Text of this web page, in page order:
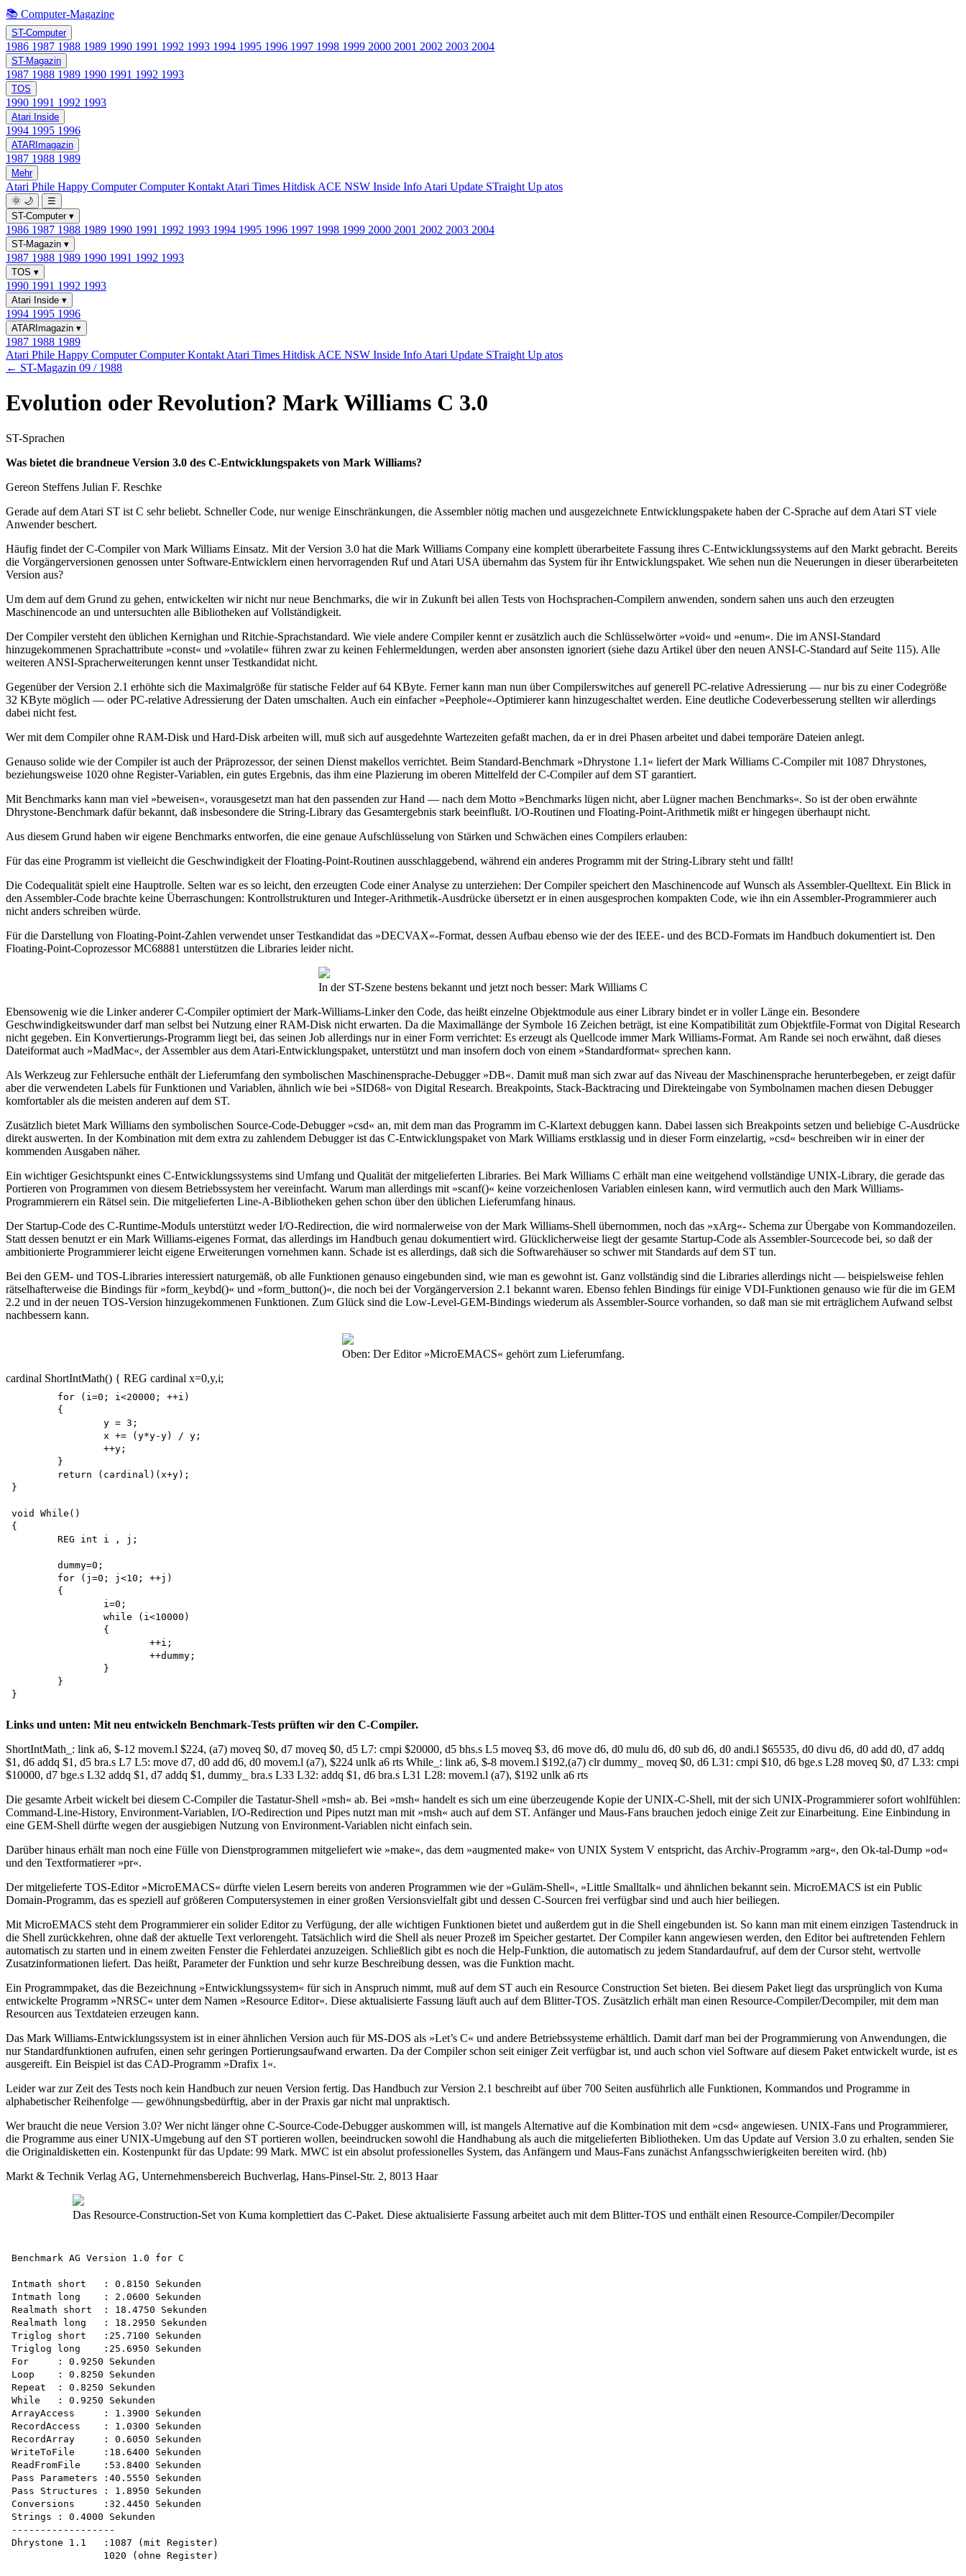
📚 Computer-Magazine
ST-Computer
1986 1987 1988 1989 1990 1991 1992 1993 1994 1995 1996 1997 1998 1999 2000 2001 2002 2003 2004
ST-Magazin
1987 1988 1989 1990 1991 1992 1993
TOS
1990 1991 1992 1993
Atari Inside
1994 1995 1996
ATARImagazin
1987 1988 1989
Mehr
Atari Phile Happy ComputerComputer Kontakt Atari Times Hitdisk ACE NSW Inside Info Atari Update STraight Up atos
🌞 🌙
☰
ST-Computer ▾
1986 1987 1988 1989 1990 1991 1992 1993 1994 1995 1996 1997 1998 1999 2000 2001 2002 2003 2004
ST-Magazin ▾
1987 1988 1989 1990 1991 1992 1993
TOS ▾
1990 1991 1992 1993
Atari Inside ▾
1994 1995 1996
ATARImagazin ▾
1987 1988 1989
Atari Phile Happy ComputerComputer Kontakt Atari Times Hitdisk ACE NSW Inside Info Atari Update STraight Up atos
← ST-Magazin 09 / 1988
Evolution oder Revolution? Mark Williams C 3.0
ST-Sprachen
Was bietet die brandneue Version 3.0 des C-Entwicklungspakets von Mark Williams?
Gereon Steffens Julian F. Reschke
Gerade auf dem Atari ST ist C sehr beliebt. Schneller Code, nur wenige Einschränkungen, die Assembler nötig machen und ausgezeichnete Entwicklungspakete haben der C-Sprache auf dem Atari ST viele
Anwender beschert.
Häufig findet der C-Compiler von Mark Williams Einsatz. Mit der Version 3.0 hat die Mark Williams Company eine komplett überarbeitete Fassung ihres C-Entwicklungssystems auf den Markt gebracht. Bereits
die Vorgängerversionen genossen unter Software-Entwicklern einen hervorragenden Ruf und Atari USA übernahm das System für ihr Entwicklungspaket. Wie sehen nun die Neuerungen in dieser überarbeiteten
Version aus?
Um dem auf dem Grund zu gehen, entwickelten wir nicht nur neue Benchmarks, die wir in Zukunft bei allen Tests von Hochsprachen-Compilern anwenden, sondern sahen uns auch den erzeugten
Maschinencode an und untersuchten alle Bibliotheken auf Vollständigkeit.
Der Compiler versteht den üblichen Kernighan und Ritchie-Sprachstandard. Wie viele andere Compiler kennt er zusätzlich auch die Schlüsselwörter »void« und »enum«. Die im ANSI-Standard
hinzugekommenen Sprachattribute »const« und »volatile« führen zwar zu keinen Fehlermeldungen, werden aber ansonsten ignoriert (siehe dazu Artikel über den neuen ANSI-C-Standard auf Seite 115). Alle
weiteren ANSI-Spracherweiterungen kennt unser Testkandidat nicht.
Gegenüber der Version 2.1 erhöhte sich die Maximalgröße für statische Felder auf 64 KByte. Ferner kann man nun über Compilerswitches auf generell PC-relative Adressierung — nur bis zu einer Codegröße
32 KByte möglich — oder PC-relative Adressierung der Daten umschalten. Auch ein einfacher »Peephole«-Optimierer kann hinzugeschaltet werden. Eine deutliche Codeverbesserung stellten wir allerdings
dabei nicht fest.
Wer mit dem Compiler ohne RAM-Disk und Hard-Disk arbeiten will, muß sich auf ausgedehnte Wartezeiten gefaßt machen, da er in drei Phasen arbeitet und dabei temporäre Dateien anlegt.
Genauso solide wie der Compiler ist auch der Präprozessor, der seinen Dienst makellos verrichtet. Beim Standard-Benchmark »Dhrystone 1.1« liefert der Mark Williams C-Compiler mit 1087 Dhrystones,
beziehungsweise 1020 ohne Register-Variablen, ein gutes Ergebnis, das ihm eine Plazierung im oberen Mittelfeld der C-Compiler auf dem ST garantiert.
Mit Benchmarks kann man viel »beweisen«, vorausgesetzt man hat den passenden zur Hand — nach dem Motto »Benchmarks lügen nicht, aber Lügner machen Benchmarks«. So ist der oben erwähnte
Dhrystone-Benchmark dafür bekannt, daß insbesondere die String-Library das Gesamtergebnis stark beeinflußt. I/O-Routinen und Floating-Point-Arithmetik mißt er hingegen überhaupt nicht.
Aus diesem Grund haben wir eigene Benchmarks entworfen, die eine genaue Aufschlüsselung von Stärken und Schwächen eines Compilers erlauben:
Für das eine Programm ist vielleicht die Geschwindigkeit der Floating-Point-Routinen ausschlaggebend, während ein anderes Programm mit der String-Library steht und fällt!
Die Codequalität spielt eine Hauptrolle. Selten war es so leicht, den erzeugten Code einer Analyse zu unterziehen: Der Compiler speichert den Maschinencode auf Wunsch als Assembler-Quelltext. Ein Blick in
den Assembler-Code brachte keine Überraschungen: Kontrollstrukturen und Integer-Arithmetik-Ausdrücke übersetzt er in einen ausgesprochen kompakten Code, wie ihn ein Assembler-Programmierer auch
nicht anders schreiben würde.
Für die Darstellung von Floating-Point-Zahlen verwendet unser Testkandidat das »DECVAX«-Format, dessen Aufbau ebenso wie der des IEEE- und des BCD-Formats im Handbuch dokumentiert ist. Den
Floating-Point-Coprozessor MC68881 unterstützen die Libraries leider nicht.
In der ST-Szene bestens bekannt und jetzt noch besser: Mark Williams C
Ebensowenig wie die Linker anderer C-Compiler optimiert der Mark-Williams-Linker den Code, das heißt einzelne Objektmodule aus einer Library bindet er in voller Länge ein. Besondere
Geschwindigkeitswunder darf man selbst bei Nutzung einer RAM-Disk nicht erwarten. Da die Maximallänge der Symbole 16 Zeichen beträgt, ist eine Kompatibilität zum Objektfile-Format von Digital Research
nicht gegeben. Ein Konvertierungs-Programm liegt bei, das seinen Job allerdings nur in einer Form verrichtet: Es erzeugt als Quellcode immer Mark Williams-Format. Am Rande sei noch erwähnt, daß dieses
Dateiformat auch »MadMac«, der Assembler aus dem Atari-Entwicklungspaket, unterstützt und man insofern doch von einem »Standardformat« sprechen kann.
Als Werkzeug zur Fehlersuche enthält der Lieferumfang den symbolischen Maschinensprache-Debugger »DB«. Damit muß man sich zwar auf das Niveau der Maschinensprache herunterbegeben, er zeigt dafür
aber die verwendeten Labels für Funktionen und Variablen, ähnlich wie bei »SID68« von Digital Research. Breakpoints, Stack-Backtracing und Direkteingabe von Symbolnamen machen diesen Debugger
komfortabler als die meisten anderen auf dem ST.
Zusätzlich bietet Mark Williams den symbolischen Source-Code-Debugger »csd« an, mit dem man das Programm im C-Klartext debuggen kann. Dabei lassen sich Breakpoints setzen und beliebige C-Ausdrücke
direkt auswerten. In der Kombination mit dem extra zu zahlendem Debugger ist das C-Entwicklungspaket von Mark Williams erstklassig und in dieser Form einzelartig, »csd« beschreiben wir in einer der
kommenden Ausgaben näher.
Ein wichtiger Gesichtspunkt eines C-Entwicklungssystems sind Umfang und Qualität der mitgelieferten Libraries. Bei Mark Williams C erhält man eine weitgehend vollständige UNIX-Library, die gerade das
Portieren von Programmen von diesem Betriebssystem her vereinfacht. Warum man allerdings mit »scanf()« keine vorzeichenlosen Variablen einlesen kann, wird vermutlich auch den Mark Williams-
Programmierern ein Rätsel sein. Die mitgelieferten Line-A-Bibliotheken gehen schon über den üblichen Lieferumfang hinaus.
Der Startup-Code des C-Runtime-Moduls unterstützt weder I/O-Redirection, die wird normalerweise von der Mark Williams-Shell übernommen, noch das »xArg«- Schema zur Übergabe von Kommandozeilen.
Statt dessen benutzt er ein Mark Williams-eigenes Format, das allerdings im Handbuch genau dokumentiert wird. Glücklicherweise liegt der gesamte Startup-Code als Assembler-Sourcecode bei, so daß der
ambitionierte Programmierer leicht eigene Erweiterungen vornehmen kann. Schade ist es allerdings, daß sich die Softwarehäuser so schwer mit Standards auf dem ST tun.
Bei den GEM- und TOS-Libraries interessiert naturgemäß, ob alle Funktionen genauso eingebunden sind, wie man es gewohnt ist. Ganz vollständig sind die Libraries allerdings nicht — beispielsweise fehlen
rätselhafterweise die Bindings für »form_keybd()« und »form_button()«, die noch bei der Vorgängerversion 2.1 bekannt waren. Ebenso fehlen Bindings für einige VDI-Funktionen genauso wie für die im GEM
2.2 und in der neuen TOS-Version hinzugekommenen Funktionen. Zum Glück sind die Low-Level-GEM-Bindings wiederum als Assembler-Source vorhanden, so daß man sie mit erträglichem Aufwand selbst
nachbessern kann.
Oben: Der Editor »MicroEMACS« gehört zum Lieferumfang.
cardinal ShortIntMath() { REG cardinal x=0,y,i;
}
void While()
{
Links und unten: Mit neu entwickeln Benchmark-Tests prüften wir den C-Compiler.
ShortIntMath_: link a6, $-12 movem.l $224, (a7) moveq $0, d7 moveq $0, d5 L7: cmpi $20000, d5 bhs.s L5 moveq $3, d6 move d6, d0 mulu d6, d0 sub d6, d0 andi.l $65535, d0 divu d6, d0 add d0, d7 addq
$1, d6 addq $1, d5 bra.s L7 L5: move d7, d0 add d6, d0 movem.l (a7), $224 unlk a6 rts While_: link a6, $-8 movem.l $192,(a7) clr dummy_ moveq $0, d6 L31: cmpi $10, d6 bge.s L28 moveq $0, d7 L33: cmpi
$10000, d7 bge.s L32 addq $1, d7 addq $1, dummy_ bra.s L33 L32: addq $1, d6 bra.s L31 L28: movem.l (a7), $192 unlk a6 rts
Die gesamte Arbeit wickelt bei diesem C-Compiler die Tastatur-Shell »msh« ab. Bei »msh« handelt es sich um eine überzeugende Kopie der UNIX-C-Shell, mit der sich UNIX-Programmierer sofort wohlfühlen:
Command-Line-History, Environment-Variablen, I/O-Redirection und Pipes nutzt man mit »msh« auch auf dem ST. Anfänger und Maus-Fans brauchen jedoch einige Zeit zur Einarbeitung. Eine Einbindung in
eine GEM-Shell dürfte wegen der ausgiebigen Nutzung von Environment-Variablen nicht einfach sein.
Darüber hinaus erhält man noch eine Fülle von Dienstprogrammen mitgeliefert wie »make«, das dem »augmented make« von UNIX System V entspricht, das Archiv-Programm »arg«, den Ok-tal-Dump »od«
und den Textformatierer »pr«.
Der mitgelieferte TOS-Editor »MicroEMACS« dürfte vielen Lesern bereits von anderen Programmen wie der »Guläm-Shell«, »Little Smalltalk« und ähnlichen bekannt sein. MicroEMACS ist ein Public
Domain-Programm, das es speziell auf größeren Computersystemen in einer großen Versionsvielfalt gibt und dessen C-Sourcen frei verfügbar sind und auch hier beiliegen.
Mit MicroEMACS steht dem Programmierer ein solider Editor zu Verfügung, der alle wichtigen Funktionen bietet und außerdem gut in die Shell eingebunden ist. So kann man mit einem einzigen Tastendruck in
die Shell zurückkehren, ohne daß der aktuelle Text verlorengeht. Tatsächlich wird die Shell als neuer Prozeß im Speicher gestartet. Der Compiler kann angewiesen werden, den Editor bei auftretenden Fehlern
automatisch zu starten und in einem zweiten Fenster die Fehlerdatei anzuzeigen. Schließlich gibt es noch die Help-Funktion, die automatisch zu jedem Standardaufruf, auf dem der Cursor steht, wertvolle
Zusatzinformationen liefert. Das heißt, Parameter der Funktion und sehr kurze Beschreibung dessen, was die Funktion macht.
Ein Programmpaket, das die Bezeichnung »Entwicklungssystem« für sich in Anspruch nimmt, muß auf dem ST auch ein Resource Construction Set bieten. Bei diesem Paket liegt das ursprünglich von Kuma
entwickelte Programm »NRSC« unter dem Namen »Resource Editor«. Diese aktualisierte Fassung läuft auch auf dem Blitter-TOS. Zusätzlich erhält man einen Resource-Compiler/Decompiler, mit dem man
Resourcen aus Textdateien erzeugen kann.
Das Mark Williams-Entwicklungssystem ist in einer ähnlichen Version auch für MS-DOS als »Let’s C« und andere Betriebssysteme erhältlich. Damit darf man bei der Programmierung von Anwendungen, die
nur Standardfunktionen aufrufen, einen sehr geringen Portierungsaufwand erwarten. Da der Compiler schon seit einiger Zeit verfügbar ist, und auch schon viel Software auf diesem Paket entwickelt wurde, ist es
ausgereift. Ein Beispiel ist das CAD-Programm »Drafix 1«.
Leider war zur Zeit des Tests noch kein Handbuch zur neuen Version fertig. Das Handbuch zur Version 2.1 beschreibt auf über 700 Seiten ausführlich alle Funktionen, Kommandos und Programme in
alphabetischer Reihenfolge — gewöhnungsbedürftig, aber in der Praxis gar nicht mal unpraktisch.
Wer braucht die neue Version 3.0? Wer nicht länger ohne C-Source-Code-Debugger auskommen will, ist mangels Alternative auf die Kombination mit dem »csd« angewiesen. UNIX-Fans und Programmierer,
die Programme aus einer UNIX-Umgebung auf den ST portieren wollen, beeindrucken sowohl die Handhabung als auch die mitgelieferten Bibliotheken. Um das Update auf Version 3.0 zu erhalten, senden Sie
die Originaldisketten ein. Kostenpunkt für das Update: 99 Mark. MWC ist ein absolut professionelles System, das Anfängern und Maus-Fans zunächst Anfangsschwierigkeiten bereiten wird. (hb)
Markt & Technik Verlag AG, Unternehmensbereich Buchverlag, Hans-Pinsel-Str. 2, 8013 Haar
Das Resource-Construction-Set von Kuma komplettiert das C-Paket. Diese aktualisierte Fassung arbeitet auch mit dem Blitter-TOS und enthält einen Resource-Compiler/Decompiler
Benchmark AG Version 1.0 for C
Intmath short	: 0.8150 Sekunden
Intmath long	: 2.0600 Sekunden
Realmath short	: 18.4750 Sekunden
Realmath long	: 18.2950 Sekunden
Triglog short	:25.7100 Sekunden
Triglog long	:25.6950 Sekunden
For	: 0.9250 Sekunden
Loop	: 0.8250 Sekunden
Repeat	: 0.8250 Sekunden
While	: 0.9250 Sekunden
ArrayAccess	: 1.3900 Sekunden
RecordAccess	: 1.0300 Sekunden
RecordArray	: 0.6050 Sekunden
WriteToFile	:18.6400 Sekunden
ReadFromFile	:53.8400 Sekunden
Pass Parameters	:40.5550 Sekunden
Pass Structures	: 1.8950 Sekunden
Conversions	:32.4450 Sekunden
Strings	: 0.4000 Sekunden
------------------
Dhrystone 1.1	:1087 (mit Register)